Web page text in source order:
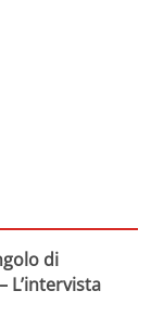
di
L’intervista